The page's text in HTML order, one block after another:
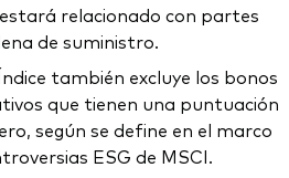
relacionado con partes
de suministro.
también excluye los bonos
que tienen una puntuación
según se define en el marco
ESG de MSCI.